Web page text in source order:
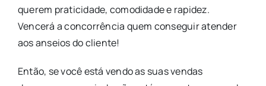
querem praticidade, comodidade e rapidez.
Vencerá a concorrência quem conseguir atender
aos anseios do cliente!
Então, se você está vendo as suas vendas